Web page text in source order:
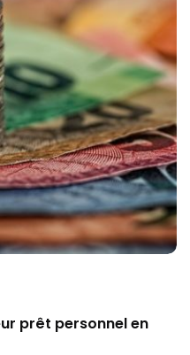
prêt personnel en